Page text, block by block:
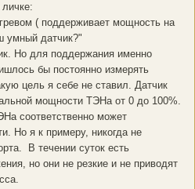
( поддерживает мощность на
умный датчик?"
Но для поддержания именно
бы постоянно измерять
цель я себе не ставил. Датчик
мощности ТЭНа от 0 до 100%.
соответственно может
Но я к примеру, никогда не
В течении суток есть
но они не резкие и не приводят